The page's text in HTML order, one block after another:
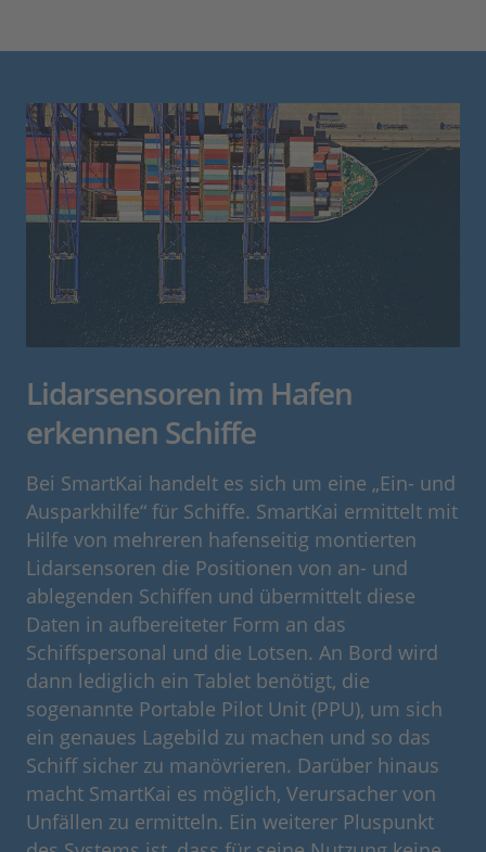
Lidarsensoren im Hafen
erkennen Schiffe
Bei SmartKai handelt es sich um eine „Ein- und
Ausparkhilfe“ für Schiffe. SmartKai ermittelt mit
Hilfe von mehreren hafenseitig montierten
Lidarsensoren die Positionen von an- und
ablegenden Schiffen und übermittelt diese
Daten in aufbereiteter Form an das
Schiffspersonal und die Lotsen. An Bord wird
dann lediglich ein Tablet benötigt, die
sogenannte Portable Pilot Unit (PPU), um sich
ein genaues Lagebild zu machen und so das
Schiff sicher zu manövrieren. Darüber hinaus
macht SmartKai es möglich, Verursacher von
Unfällen zu ermitteln. Ein weiterer Pluspunkt